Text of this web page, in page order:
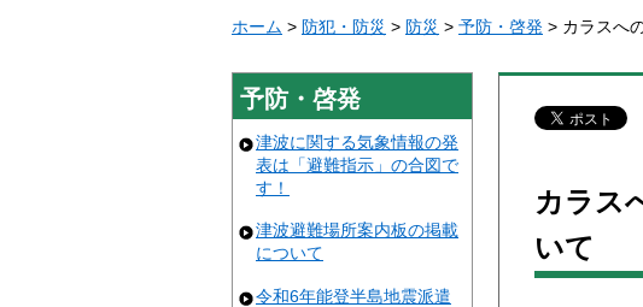
ホーム > 防犯・防災 > 防災 > 予防・啓発 > カラスへ
予防・啓発
津波に関する気象情報の発
表は「避難指示」の合図で
す！
津波避難場所案内板の掲載
について
令和6年能登半島地震派遣
カラス
いて